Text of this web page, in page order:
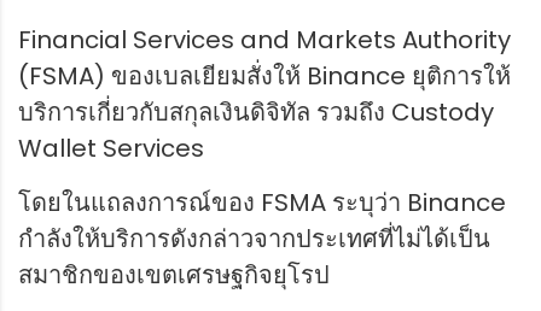
Financial Services and Markets Authority
(FSMA) ของเบลเยียมสั่งให้ Binance ยุติการให้
บริการเกี่ยวกับสกุลเงินดิจิทัล รวมถึง Custody
Wallet Services
โดยในแถลงการณ์ของ FSMA ระบุว่า Binance
กำลังให้บริการดังกล่าวจากประเทศที่ไม่ได้เป็น
สมาชิกของเขตเศรษฐกิจยุโรป